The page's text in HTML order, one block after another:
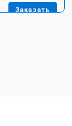
Заказать